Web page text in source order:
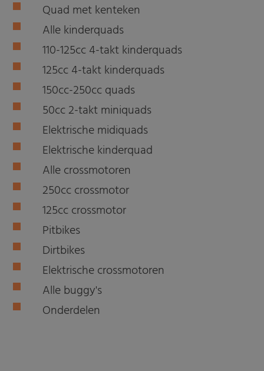
Quad met kenteken
Alle kinderquads
110-125cc 4-takt kinderquads
125cc 4-takt kinderquads
150cc-250cc quads
50cc 2-takt miniquads
Elektrische midiquads
Elektrische kinderquad
Alle crossmotoren
250cc crossmotor
125cc crossmotor
Pitbikes
Dirtbikes
Elektrische crossmotoren
Alle buggy's
Onderdelen